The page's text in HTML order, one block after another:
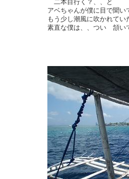
二本目行く？、、と
アベちゃんが僕に目で聞い
もう少し潮風に吹かれてい
素直な僕は、、つい 頷い